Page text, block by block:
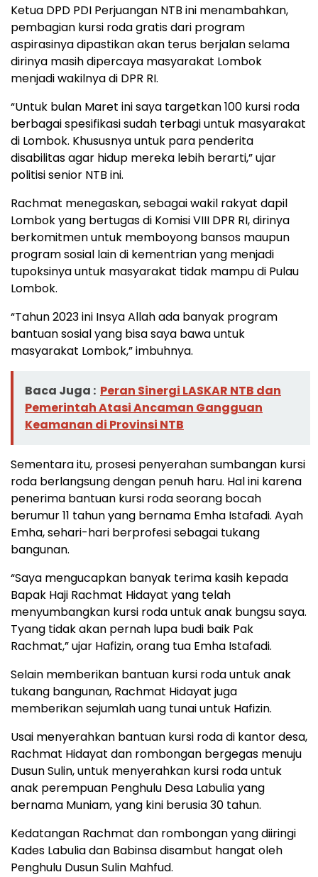
Ketua DPD PDI Perjuangan NTB ini menambahkan,
pembagian kursi roda gratis dari program
aspirasinya dipastikan akan terus berjalan selama
dirinya masih dipercaya masyarakat Lombok
menjadi wakilnya di DPR RI.
“Untuk bulan Maret ini saya targetkan 100 kursi roda
berbagai spesifikasi sudah terbagi untuk masyarakat
di Lombok. Khususnya untuk para penderita
disabilitas agar hidup mereka lebih berarti,” ujar
politisi senior NTB ini.
Rachmat menegaskan, sebagai wakil rakyat dapil
Lombok yang bertugas di Komisi VIII DPR RI, dirinya
berkomitmen untuk memboyong bansos maupun
program sosial lain di kementrian yang menjadi
tupoksinya untuk masyarakat tidak mampu di Pulau
Lombok.
“Tahun 2023 ini Insya Allah ada banyak program
bantuan sosial yang bisa saya bawa untuk
masyarakat Lombok,” imbuhnya.
Baca Juga : Peran Sinergi LASKAR NTB dan
Pemerintah Atasi Ancaman Gangguan
Keamanan di Provinsi NTB
Sementara itu, prosesi penyerahan sumbangan kursi
roda berlangsung dengan penuh haru. Hal ini karena
penerima bantuan kursi roda seorang bocah
berumur 11 tahun yang bernama Emha Istafadi. Ayah
Emha, sehari-hari berprofesi sebagai tukang
bangunan.
“Saya mengucapkan banyak terima kasih kepada
Bapak Haji Rachmat Hidayat yang telah
menyumbangkan kursi roda untuk anak bungsu saya.
Tyang tidak akan pernah lupa budi baik Pak
Rachmat,” ujar Hafizin, orang tua Emha Istafadi.
Selain memberikan bantuan kursi roda untuk anak
tukang bangunan, Rachmat Hidayat juga
memberikan sejumlah uang tunai untuk Hafizin.
Usai menyerahkan bantuan kursi roda di kantor desa,
Rachmat Hidayat dan rombongan bergegas menuju
Dusun Sulin, untuk menyerahkan kursi roda untuk
anak perempuan Penghulu Desa Labulia yang
bernama Muniam, yang kini berusia 30 tahun.
Kedatangan Rachmat dan rombongan yang diiringi
Kades Labulia dan Babinsa disambut hangat oleh
Penghulu Dusun Sulin Mahfud.